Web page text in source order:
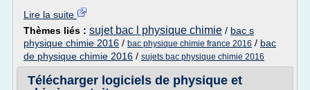
Lire la suite
Thèmes liés : sujet bac l physique chimie / bac s
physique chimie 2016 / bac physique chimie france 2016 / bac
de physique chimie 2016 / sujets bac physique chimie 2016
Télécharger logiciels de physique et